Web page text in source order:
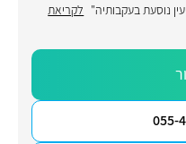
נוסעת בעקבותיה" לקריאת
055-